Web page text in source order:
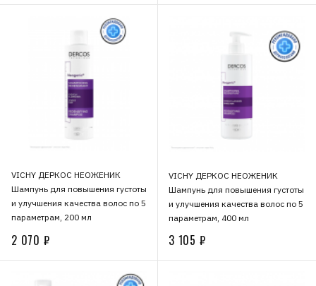
VICHY ДЕРКОС НЕОЖЕНИК
Шампунь для повышения густоты
и улучшения качества волос по 5
параметрам, 200 мл
2 070 ₽
VICHY ДЕРКОС НЕОЖЕНИК
Шампунь для повышения густоты
и улучшения качества волос по 5
параметрам, 400 мл
3 105 ₽